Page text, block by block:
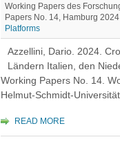
Working Papers des
Papers No. 14, Hamburg 2024
Platforms
Azzellini, Dario. 2024.
Ländern Italien, den
Working Papers No. 14.
Helmut-Schmidt-
READ MORE